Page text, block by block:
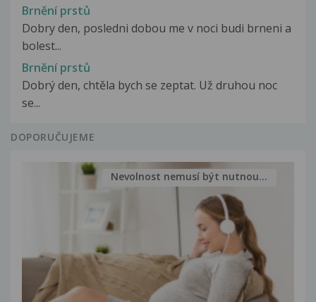
Brnění prstů
Dobry den, posledni dobou me v noci budi brneni a
bolest...
Brnění prstů
Dobrý den, chtěla bych se zeptat. Už druhou noc
se...
DOPORUČUJEME
Nevolnost nemusí být nutnou...